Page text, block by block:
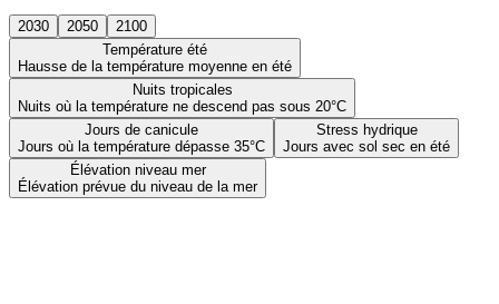
2030 2050
2100
Température été
Hausse de la température moyenne en été
Nuits tropicales
Nuits où la température ne descend pas sous 20°C
Jours de canicule
Jours où la température dépasse 35°C
Stress hydrique
Jours avec sol sec en été
Élévation niveau mer
Élévation prévue du niveau de la mer